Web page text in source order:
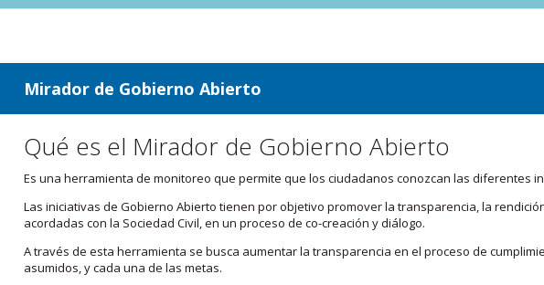
ir a contenido
ir al menú
Mirador de Gobierno Abierto
Qué es el Mirador de Gobierno Abierto
Es una herramienta de monitoreo que permite que los ciudadanos conozcan las diferentes
Las iniciativas de Gobierno Abierto tienen por objetivo promover la transparencia, la
acordadas con la Sociedad Civil, en un proceso de co-creación y diálogo.
A través de esta herramienta se busca aumentar la transparencia en el proceso de
asumidos, y cada una de las metas.